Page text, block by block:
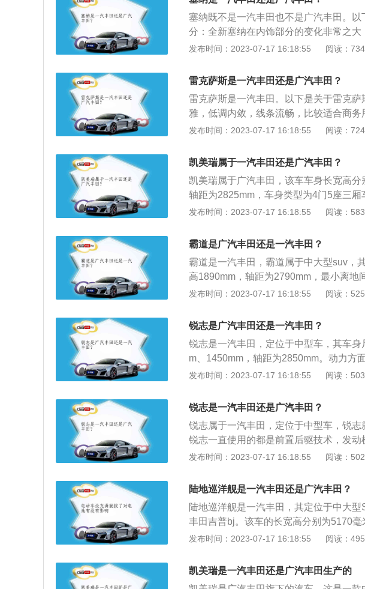
种全新的形象出现在众人面前。一汽丰
驰、花冠、卡罗拉、普锐斯、锐志、皇冠
车以及客车柯斯达。
塞纳既不是一汽丰田也不是广汽丰田。
分：全新塞纳在内饰部分的变化非常之
台都是偏向驾驶员一侧的设计，并且上中
示、全景影像以及丰田最新的主被动安全
a（塞纳）将采用2.5L+两台电机组成混
供四驱系统。3、配置方面：据说将会提
气囊、7个USB端口等功能，另外，
d和白金一共5个配置可选。
发布时间：2023-07-17 16:18:55 阅读：
雷克萨斯是一汽丰田还是广汽丰田？
雷克萨斯是一汽丰田。以下是关于雷克
雅，低调内敛，线条流畅，比较适合商
商务豪华型，配置丰富，做工精致细腻，
内部空间宽阔充足，座椅宽大，乘坐宽松
发布时间：2023-07-17 16:18:55 阅读：
凯美瑞属于一汽丰田还是广汽丰田？
凯美瑞属于广汽丰田，该车车身长宽高分
轴距为2825mm，车身类型为4门5座三
架是麦弗逊式独立悬架，后悬架是e型多
速箱，内饰提供黑、米双色内饰，搭配有
缀，整体的氛围偏温馨居家，不对称的
看起来很有科技感。
发布时间：2023-07-17 16:18:55 阅读：
霸道是广汽丰田还是一汽丰田？
霸道是一汽丰田，霸道属于中大型suv，
高1890mm，轴距为2790mm，最小离地
油箱容积为87l。霸道搭载了4.0l自然吸气
一体变速箱，霸道悬架系统采用了双叉式
发布时间：2023-07-17 16:18:55 阅读：
锐志是广汽丰田还是一汽丰田？
锐志是一汽丰田，定位于中型车，其车
m、1450mm，轴距为2850mm。动力方
的是6挡手自一体变速箱。锐志的3.0升发
面，锐志前进气格栅采用U形进气格栅，
条为流线型，从头部到尾部来看，视觉效
发布时间：2023-07-17 16:18:55 阅读：
锐志是一汽丰田还是广汽丰田？
锐志属于一汽丰田，定位于中型车，锐志
锐志一直使用的都是前置后驱技术，发
和3.0L两个版本发动机，有着出色的加速
面，锐志设计中规，没有夸张的成分。车
车应有的豪华感。整车的线条比较柔顺，
发布时间：2023-07-17 16:18:55 阅读：
陆地巡洋舰是一汽丰田还是广汽丰田？
陆地巡洋舰是一汽丰田，其定位于中大
丰田吉普bj。该车的长宽高分别为5170
0毫米。陆地巡洋舰有国产版车型，国产
叉臂独立悬架，后悬架使用了四连杆非独
用了托森中央差速器。
发布时间：2023-07-17 16:18:55 阅读：
凯美瑞是一汽丰田还是广汽丰田生产的